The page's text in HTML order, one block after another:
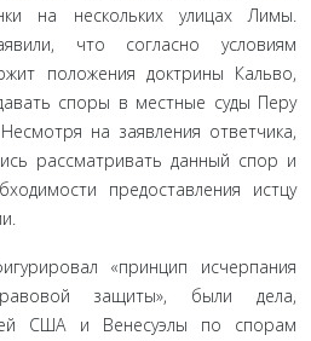
на нескольких улицах Лимы.
что согласно условиям
положения доктрины Кальво,
споры в мест­ные суды Перу
на заявления ответчика,
рассматривать данный спор и
предоставления ист­цу
«принцип исчерпания
защиты», были дела,
США и Венесуэлы по спорам